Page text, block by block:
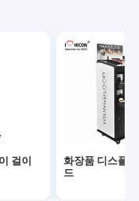
걸이
화장품 디스플
드